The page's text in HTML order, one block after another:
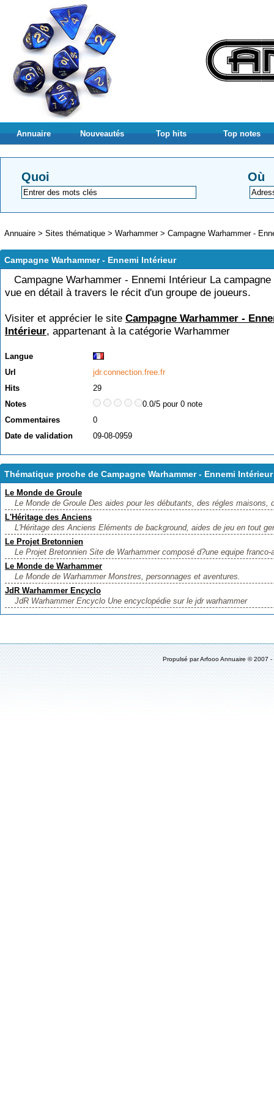
Annuaire Nouveautés Top hits Top notes
Quoi Où
Annuaire > Sites thématique > Warhammer> Campagne Warhammer -
Campagne Warhammer - Ennemi Intérieur
Campagne Warhammer - Ennemi Intérieur La campagne
vue en détail à travers le récit d'un groupe de joueurs.
Visiter et apprécier le site Campagne Warhammer -
Intérieur, appartenant à la catégorie Warhammer
Langue
Url
jdr.connection.free.fr
Hits
29
Notes
0.0/5 pour 0 note
Commentaires
0
Date de validation
09-08-0959
Thématique proche de Campagne Warhammer - Ennemi Intérieur
Le Monde de Groule
Le Monde de Groule Des aides pour les débutants, des régles maisons,
L'Héritage des Anciens
L'Héritage des Anciens Eléments de background, aides de jeu en tout
Le Projet Bretonnien
Le Projet Bretonnien Site de Warhammer composé d?une equipe
Le Monde de Warhammer
Le Monde de Warhammer Monstres, personnages et aventures.
JdR Warhammer Encyclo
JdR Warhammer Encyclo Une encyclopédie sur le jdr warhammer
Propulsé parArfooo Annuaire © 2007